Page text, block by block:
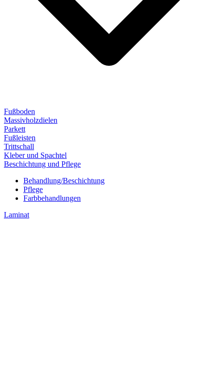
Fußboden
Massivholzdielen
Parkett
Fußleisten
Trittschall
Kleber und Spachtel
Beschichtung und Pflege
Behandlung/Beschichtung
Pflege
Farbbehandlungen
Laminat